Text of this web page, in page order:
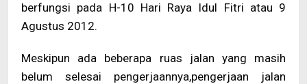
berfungsi pada H-10 Hari Raya Idul Fitri atau 9
Agustus 2012.
Meskipun ada beberapa ruas jalan yang masih
belum selesai pengerjaannya,pengerjaan jalan